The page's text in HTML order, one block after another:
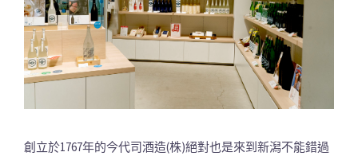
創立於1767年的今代司酒造(株)絕對也是來到新潟不能錯過